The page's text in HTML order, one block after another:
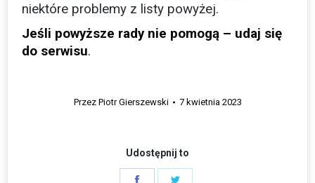
niektóre problemy z listy powyżej.
Jeśli powyższe rady nie pomogą – udaj się
do serwisu.
Przez Piotr Gierszewski 7 kwietnia 2023
Udostępnij to